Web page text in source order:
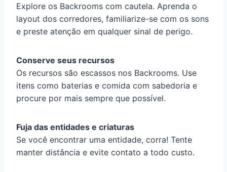
Explore os Backrooms com cautela. Aprenda o
layout dos corredores, familiarize-se com os sons
e preste atenção em qualquer sinal de perigo.
Conserve seus recursos
Os recursos são escassos nos Backrooms. Use
itens como baterias e comida com sabedoria e
procure por mais sempre que possível.
Fuja das entidades e criaturas
Se você encontrar uma entidade, corra! Tente
manter distância e evite contato a todo custo.